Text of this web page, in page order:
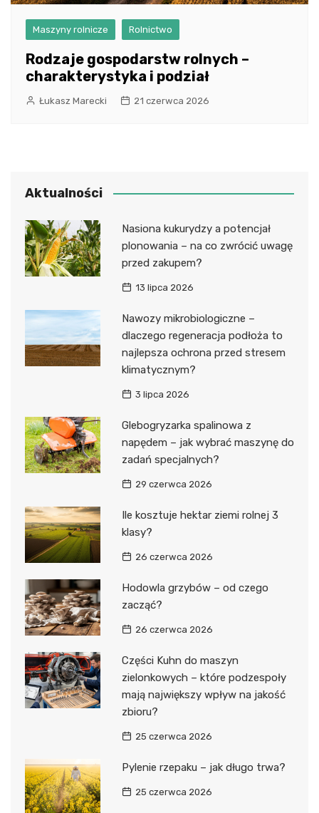
Maszyny rolnicze Rolnictwo
Rodzaje gospodarstw rolnych –
charakterystyka i podział
Łukasz Marecki 21 czerwca 2026
Aktualności
Nasiona kukurydzy a potencjał
plonowania – na co zwrócić uwagę
przed zakupem?
13 lipca 2026
Nawozy mikrobiologiczne –
dlaczego regeneracja podłoża to
najlepsza ochrona przed stresem
klimatycznym?
3 lipca 2026
Glebogryzarka spalinowa z
napędem – jak wybrać maszynę do
zadań specjalnych?
29 czerwca 2026
Ile kosztuje hektar ziemi rolnej 3
klasy?
26 czerwca 2026
Hodowla grzybów – od czego
zacząć?
26 czerwca 2026
Części Kuhn do maszyn
zielonkowych – które podzespoły
mają największy wpływ na jakość
zbioru?
25 czerwca 2026
Pylenie rzepaku – jak długo trwa?
25 czerwca 2026